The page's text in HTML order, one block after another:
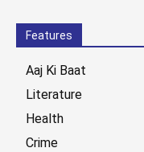
Features
Aaj Ki Baat
Literature
Health
Crime